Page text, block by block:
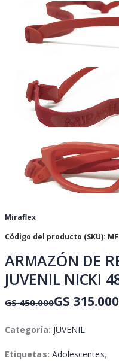
Miraflex
Código del producto (SKU):
ARMAZÓN DE
JUVENIL NICKI
GS 450.000GS 315.000
Categoría: JUVENIL
Etiquetas: Adolescentes,